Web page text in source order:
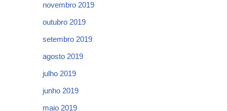
novembro 2019
outubro 2019
setembro 2019
agosto 2019
julho 2019
junho 2019
maio 2019